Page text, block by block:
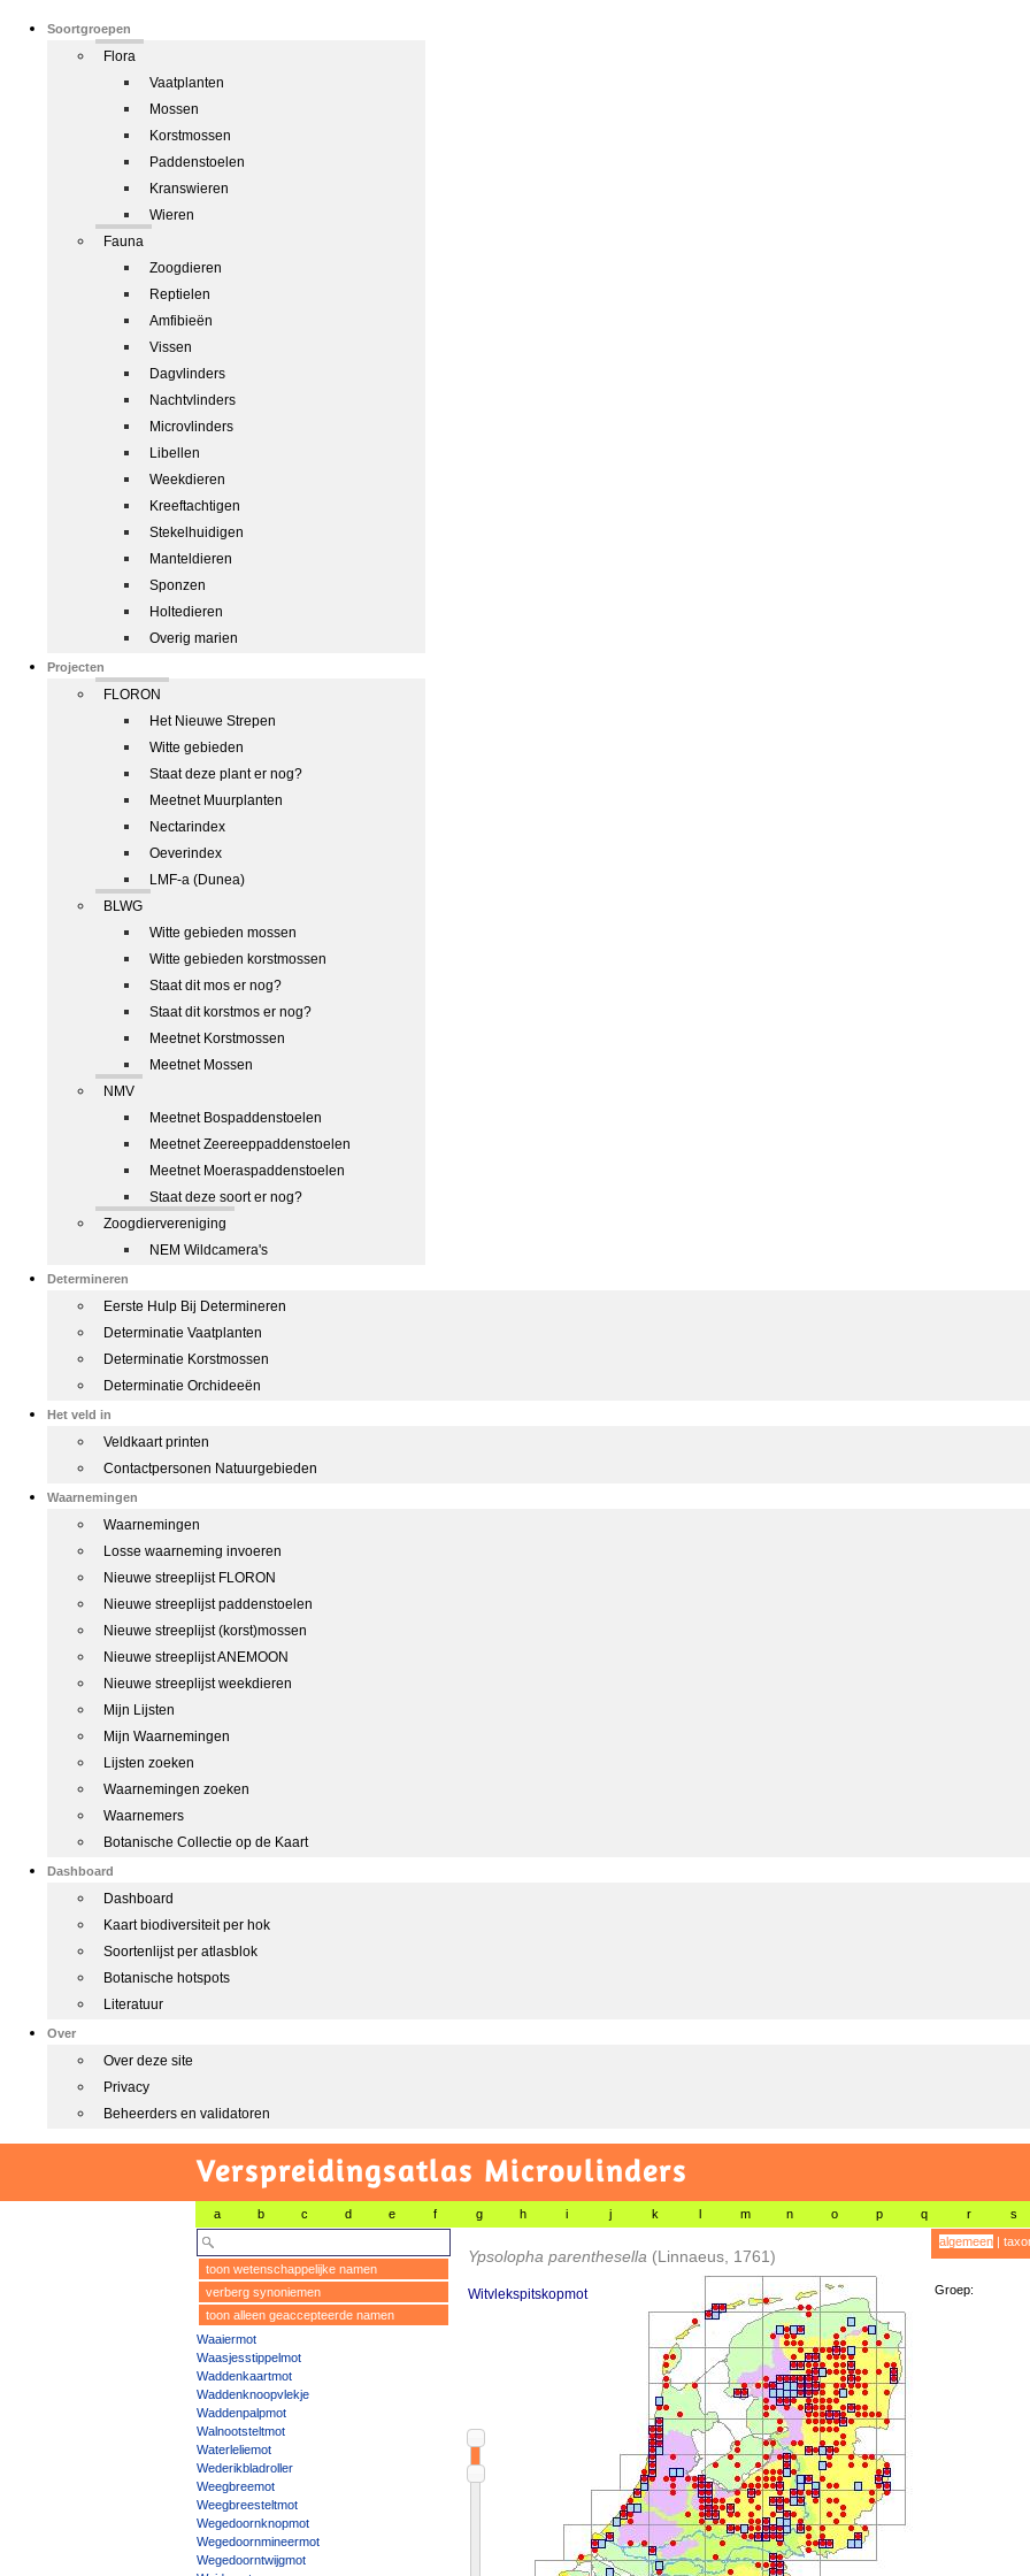
Soortgroepen
Flora
Vaatplanten
Mossen
Korstmossen
Paddenstoelen
Kranswieren
Wieren
Fauna
Zoogdieren
Reptielen
Amfibieën
Vissen
Dagvlinders
Nachtvlinders
Microvlinders
Libellen
Weekdieren
Kreeftachtigen
Stekelhuidigen
Manteldieren
Sponzen
Holtedieren
Overig marien
Projecten
FLORON
Het Nieuwe Strepen
Witte gebieden
Staat deze plant er nog?
Meetnet Muurplanten
Nectarindex
Oeverindex
LMF-a (Dunea)
BLWG
Witte gebieden mossen
Witte gebieden korstmossen
Staat dit mos er nog?
Staat dit korstmos er nog?
Meetnet Korstmossen
Meetnet Mossen
NMV
Meetnet Bospaddenstoelen
Meetnet Zeereeppaddenstoelen
Meetnet Moeraspaddenstoelen
Staat deze soort er nog?
Zoogdiervereniging
NEM Wildcamera's
Determineren
Eerste Hulp Bij Determineren
Determinatie Vaatplanten
Determinatie Korstmossen
Determinatie Orchideeën
Het veld in
Veldkaart printen
Contactpersonen Natuurgebieden
Waarnemingen
Waarnemingen
Losse waarneming invoeren
Nieuwe streeplijst FLORON
Nieuwe streeplijst paddenstoelen
Nieuwe streeplijst (korst)mossen
Nieuwe streeplijst ANEMOON
Nieuwe streeplijst weekdieren
Mijn Lijsten
Mijn Waarnemingen
Lijsten zoeken
Waarnemingen zoeken
Waarnemers
Botanische Collectie op de Kaart
Dashboard
Dashboard
Kaart biodiversiteit per hok
Soortenlijst per atlasblok
Botanische hotspots
Literatuur
Over
Over deze site
Privacy
Beheerders en validatoren
Verspreidingsatlas Microvlinders
a b c d e f g h i j k l m n o p q r s
toon wetenschappelijke namen
verberg synoniemen
toon alleen geaccepteerde namen
Waaiermot
Waasjesstippelmot
Waddenkaartmot
Waddenknoopvlekje
Waddenpalpmot
Walnootsteltmot
Waterleliemot
Wederikbladroller
Weegbreemot
Weegbreesteltmot
Wegedoornknopmot
Wegedoornmineermot
Wegedoorntwijgmot
Ypsolopha parenthesella (Linnaeus, 1761)
Witvlekspitskopmot
algemeen|
Groep: